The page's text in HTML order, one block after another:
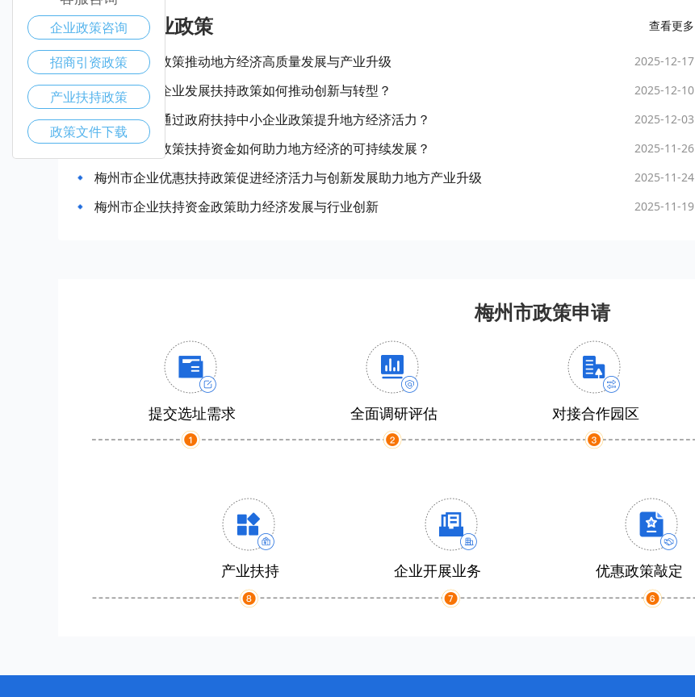
梅州市产业政策 查看更多
梅州市惠企政策推动地方经济高质量发展与产业升级 2025-12-17
梅州市中小企业发展扶持政策如何推动创新与转型？ 2025-12-10
梅州市如何通过政府扶持中小企业政策提升地方经济活力？ 2025-12-03
梅州市企业政策扶持资金如何助力地方经济的可持续发展？ 2025-11-26
梅州市企业优惠扶持政策促进经济活力与创新发展助力地方产业升级 2025-11-24
梅州市企业扶持资金政策助力经济发展与行业创新 2025-11-19
梅州市政策申请
提交选址需求 全面调研评估 对接合作园区
产业扶持 企业开展业务 优惠政策敲定
企业政策咨询
招商引资政策
产业扶持政策
政策文件下载